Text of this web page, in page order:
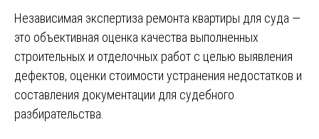
Независимая экспертиза ремонта квартиры для суда —
это объективная оценка качества выполненных
строительных и отделочных работ с целью выявления
дефектов, оценки стоимости устранения недостатков и
составления документации для судебного
разбирательства.